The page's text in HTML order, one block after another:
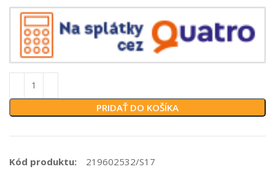
PRIDAŤ DO KOŠÍKA
Kód produktu: 219602532/S17